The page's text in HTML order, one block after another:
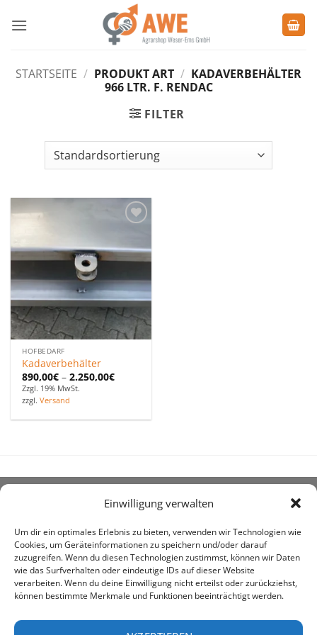
Einwilligung verwalten
Um dir ein optimales Erlebnis zu bieten, verwenden wir Technologien wie
Cookies, um Geräteinformationen zu speichern und/oder darauf
zuzugreifen. Wenn du diesen Technologien zustimmst, können wir Daten
wie das Surfverhalten oder eindeutige IDs auf dieser Website
verarbeiten. Wenn du deine Einwilligung nicht erteilst oder zurückziehst,
können bestimmte Merkmale und Funktionen beeinträchtigt werden.
Inhalt
STARTSEITE / PRODUKT ART / KADAVERBEHÄLTER
966 LTR. F. RENDAC
FILTER
hinzufügen
HOFBEDARF
Kadaverbehälter
890,00€ –2.250,00€
Zzgl. 19% MwSt.
zzgl.Versand
um den Kauf landwirtschaftlicher Bedarfsartikel geht.